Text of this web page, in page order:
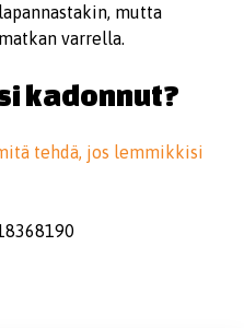
mutta
varrella.
kadonnut?
tehdä, jos lemmikkisi